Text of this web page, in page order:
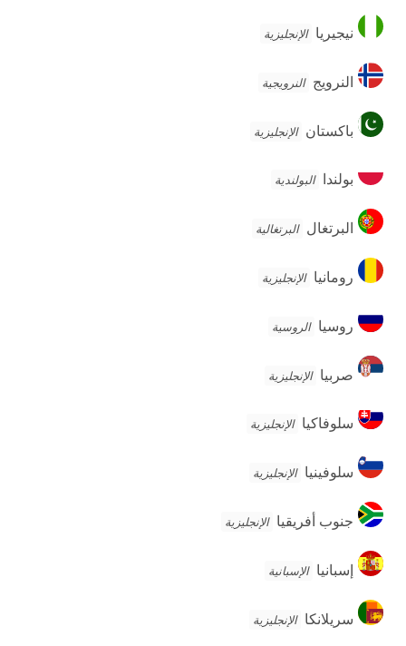
نيجيريا
نيجيريا الإنجليزية
النرويج
النرويج النرويجية
باكستان
باكستان الإنجليزية
بولندا
بولندا البولندية
البرتغال
البرتغال البرتغالية
رومانيا
رومانيا الإنجليزية
روسيا
روسيا الروسية
صربيا
صربيا الإنجليزية
سلوفاكيا
سلوفاكيا الإنجليزية
سلوفينيا
سلوفينيا الإنجليزية
جنوب
أفريقيا
جنوب أفريقيا الإنجليزية
إسبانيا
إسبانيا الإسبانية
سريلانكا
سريلانكا الإنجليزية